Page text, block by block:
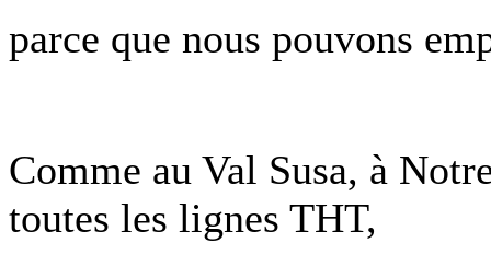
parce que nous pouvons
Comme au Val Susa, à
toutes les lignes THT,